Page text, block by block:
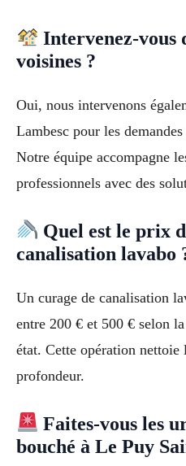
Intervenez-vous
voisines ?
Oui, nous intervenons
Lambesc pour les
Notre équipe accompagne
professionnels avec des
Quel est le prix
canalisation lavabo
Un curage de canalisation
entre 200 € et 500 € selon
état. Cette opération nettoie
profondeur.
Faites-vous les
bouché à Le Puy